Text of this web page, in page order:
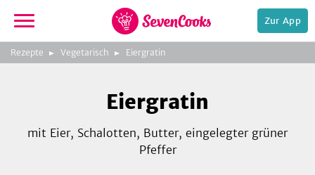
zur
Startseite
Zur App
Rezepte Vegetarisch Eiergratin
Eiergratin
mit Eier, Schalotten, Butter, eingelegter grüner
Pfeffer